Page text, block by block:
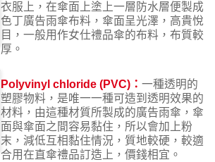
衣服上，在傘面上塗上一層防水層便製成
色丁廣告雨傘布料，傘面呈光澤，高貴悅
目，一般用作女仕禮品傘的布料，布質較
厚。
Polyvinyl chloride (PVC)： 一種透明的
塑膠物料，是唯一一種可造到透明效果的
材料，由這種材質所製成的廣告雨傘，傘
面與傘面之間容易黏住，所以會加上粉
末，減低互相黏住情況，質地較硬，較適
合用在直傘禮品訂造上，價錢相宜。